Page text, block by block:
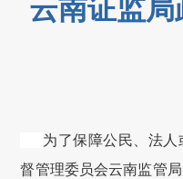
云南证监
为了保障公民、法
督管理委员会云南监管